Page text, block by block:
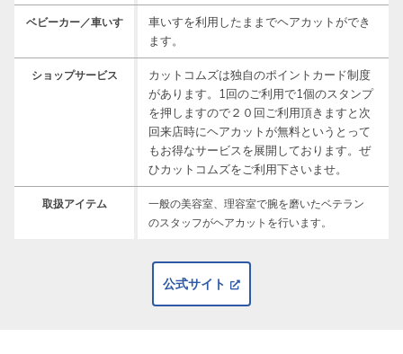
ベビーカー／車いす
車いすを利用したままでヘアカットができ
ます。
ショップサービス
カットコムズは独自のポイントカード制度
があります。1回のご利用で1個のスタンプ
を押しますので２０回ご利用頂きますと次
回来店時にヘアカットが無料というとって
もお得なサービスを展開しております。ぜ
ひカットコムズをご利用下さいませ。
取扱アイテム
一般の美容室、理容室で腕を磨いたベテラン
のスタッフがヘアカットを行います。
公式サイト